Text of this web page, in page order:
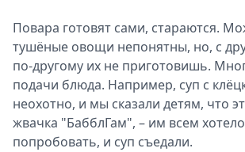
Повара готовят сами, стараются.
тушёные овощи непонятны, но, с
по-другому их не приготовишь.
подачи блюда. Например, суп с
неохотно, и мы сказали детям, что
жвачка "БабблГам", – им всем
попробовать, и суп съедали.